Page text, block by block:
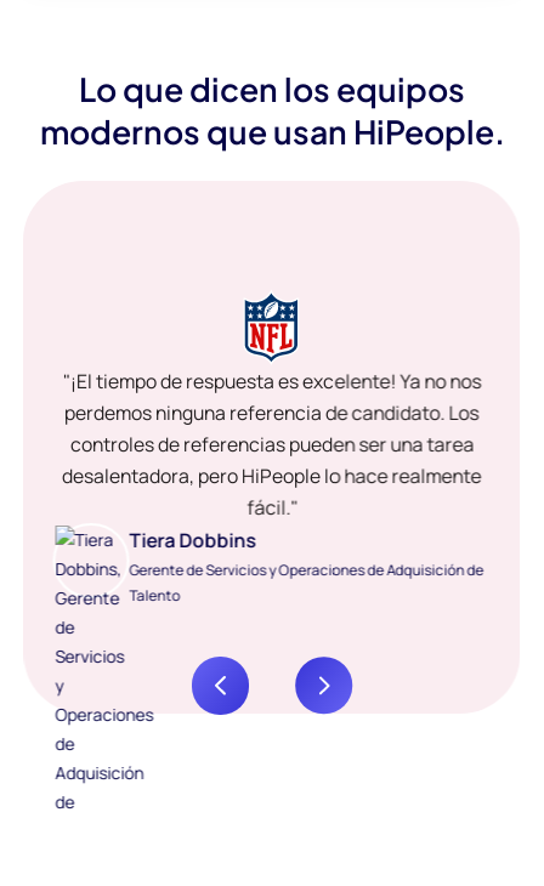
Lo que dicen los equipos
modernos que usan HiPeople.
"¡El tiempo de respuesta es excelente! Ya no nos
perdemos ninguna referencia de candidato. Los
controles de referencias pueden ser una tarea
desalentadora, pero HiPeople lo hace realmente
fácil."
Tiera Dobbins
Gerente de Servicios y Operaciones de Adquisición de
Talento